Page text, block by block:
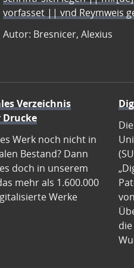
vorfasset || vnd Reymweis
Autor: Bresnicer, Alexius
Verzeichnis
Werk noch nicht in
Bestand? Dann
doch in unserem
mehr als 1.600.000
Werke